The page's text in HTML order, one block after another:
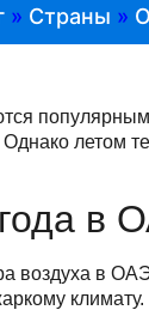
» Страны »
летом
в
воздуха в
климату.